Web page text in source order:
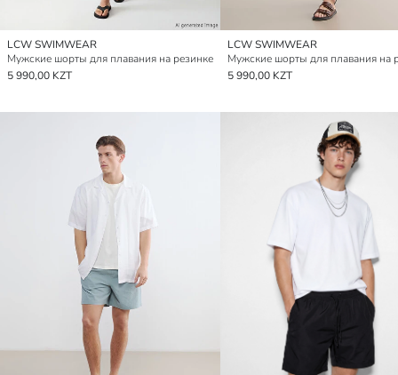
LCW SWIMWEAR
Мужские шорты для плавания на резинке
5 990,00 KZT
LCW SWIMWEAR
Мужские шорты для плавания на
5 990,00 KZT